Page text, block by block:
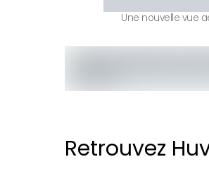
Une nouvelle vue
Retrouvez